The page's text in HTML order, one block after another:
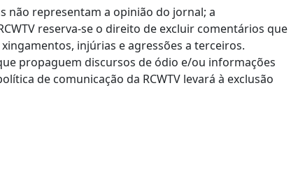
não representam a opinião do jornal; a
reserva-se o direito de excluir comentários que
injúrias e agressões a terceiros.
propaguem discursos de ódio e/ou informações
de comunicação da RCWTV levará à exclusão